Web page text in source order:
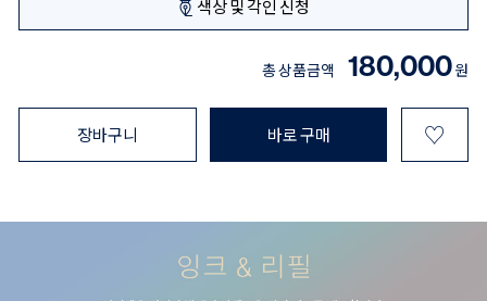
색상 및 각인 신청
총 상품금액 180,000원
장바구니 바로 구매 ♡